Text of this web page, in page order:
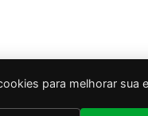
para melhorar sua